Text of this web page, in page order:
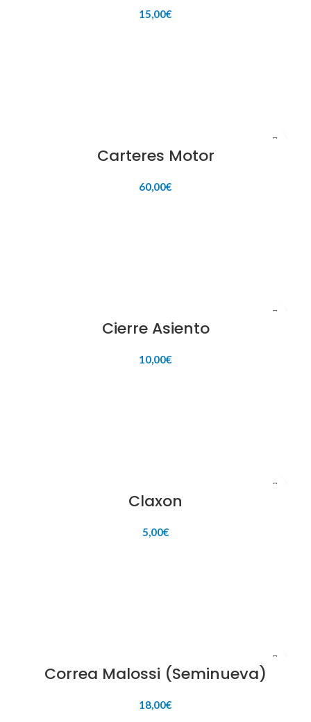
15,00€
Carteres Motor
60,00€
Cierre Asiento
10,00€
Claxon
5,00€
Correa Malossi (Seminueva)
18,00€